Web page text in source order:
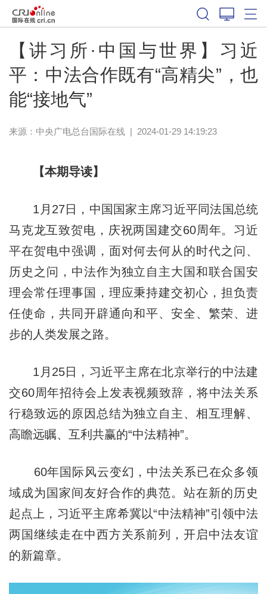
【讲习所·中国与世界】习近
平：中法合作既有“高精尖”，也
能“接地气”
来源： 中央广电总台国际在线| 2024-01-29 14:19:23
【本期导读】
1月27日，中国国家主席习近平同法国总统
马克龙互致贺电，庆祝两国建交60周年。习近
平在贺电中强调，面对何去何从的时代之问、
历史之问，中法作为独立自主大国和联合国安
理会常任理事国，理应秉持建交初心，担负责
任使命，共同开辟通向和平、安全、繁荣、进
步的人类发展之路。
1月25日，习近平主席在北京举行的中法建
交60周年招待会上发表视频致辞，将中法关系
行稳致远的原因总结为独立自主、相互理解、
高瞻远瞩、互利共赢的“中法精神”。
60年国际风云变幻，中法关系已在众多领
域成为国家间友好合作的典范。站在新的历史
起点上，习近平主席希冀以“中法精神”引领中法
两国继续走在中西方关系前列，开启中法友谊
的新篇章。